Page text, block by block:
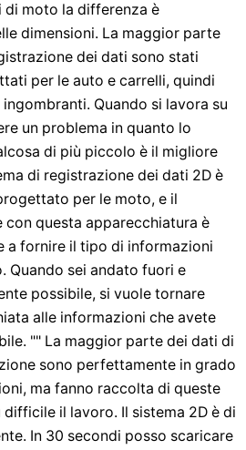
di moto la differenza è
dimensioni. La maggior parte
dei dati sono stati
per le auto e carrelli, quindi
Quando si lavora su
un problema in quanto lo
di più piccolo è il migliore
di registrazione dei dati 2D è
per le moto, e il
questa apparecchiatura è
a fornire il tipo di informazioni
Quando sei andato fuori e
possibile, si vuole tornare
alle informazioni che avete
"" La maggior parte dei dati di
sono perfettamente in grado
ma fanno raccolta di queste
il lavoro. Il sistema 2D è di
In 30 secondi posso scaricare